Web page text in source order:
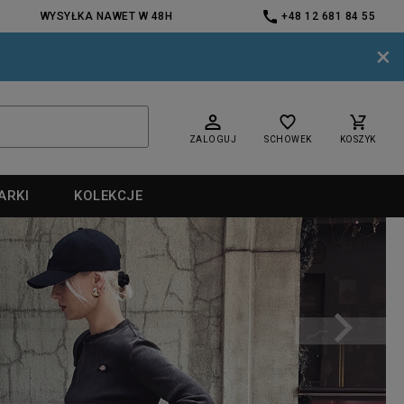
WYSYŁKA NAWET W 48H +48 12 681 84 55
×
ZALOGUJ SCHOWEK KOSZYK
KOLEKCJE